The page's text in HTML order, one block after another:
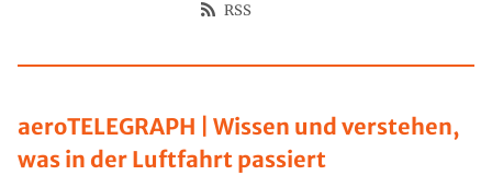
aeroTELEGRAPH | Wissen und verstehen,
was in der Luftfahrt passiert
RSS